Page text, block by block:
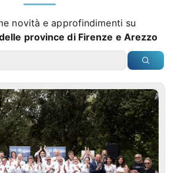
novità e approfindimenti su
province di Firenze e Arezzo